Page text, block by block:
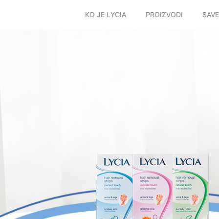
KO JE LYCIA PROIZVODI